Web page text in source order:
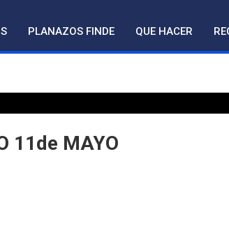
PLANAZOS FINDE QUE HACER
11de MAYO